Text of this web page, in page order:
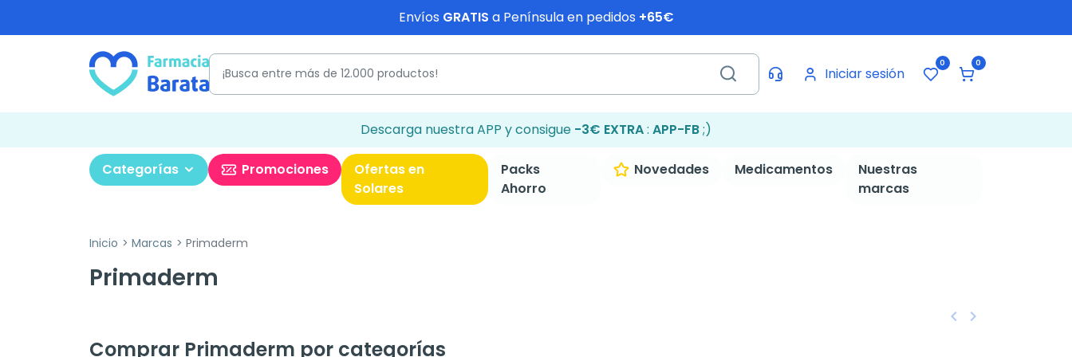
Envíos GRATIS a Península en pedidos +65€
Iniciar sesión
0 0
Descarga nuestra APP y consigue -3€ EXTRA: APP-FB;)
Categorías Promociones
Ofertas en
Solares
Packs
Ahorro
Novedades Medicamentos
Nuestras
marcas
Inicio Marcas Primaderm
Primaderm
Comprar Primaderm por categorías
Anterior
keyboard_arrow_left Siguiente
keyboard_arrow_right